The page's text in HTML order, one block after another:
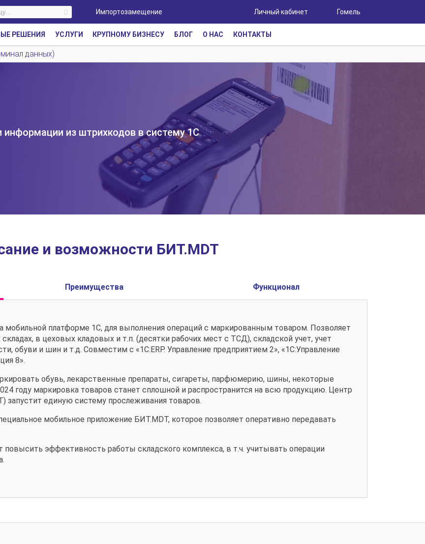
Импортозамещение Личный кабинет Гомель
РЕШЕНИЯ УСЛУГИ КРУПНОМУ БИЗНЕСУ БЛОГ О НАС КОНТАКТЫ
данных)
из штрихкодов в систему 1С
и возможности БИТ.MDT
Преимущества Функционал
платформе 1С, для выполнения операций с маркированным товаром. Позволяет
в цеховых кладовых и т.п. (десятки рабочих мест с ТСД), складской учет, учет
обуви и шин и т.д. Совместим с «1С:ERP. Управление предприятием 2», «1С:Управление
8».
обувь, лекарственные препараты, сигареты, парфюмерию, шины, некоторые
году маркировка товаров станет сплошной и распространится на всю продукцию. Центр
запустит единую систему прослеживания товаров.
мобильное приложение БИТ.MDT, которое позволяет оперативно передавать
повысить эффективность работы складского комплекса, в т.ч. учитывать операции